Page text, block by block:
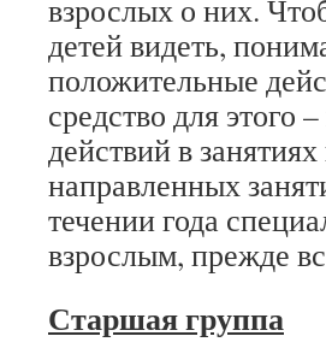
взрослых о них.
детей видеть,
положительные
средство для этого
действий в
направленных
течении года
взрослым, прежде
Старшая группа